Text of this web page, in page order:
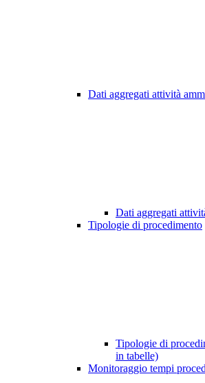
Dati aggregati attività
Dati aggregati
Tipologie di procedimento
Tipologie di
in tabelle)
Monitoraggio tempi